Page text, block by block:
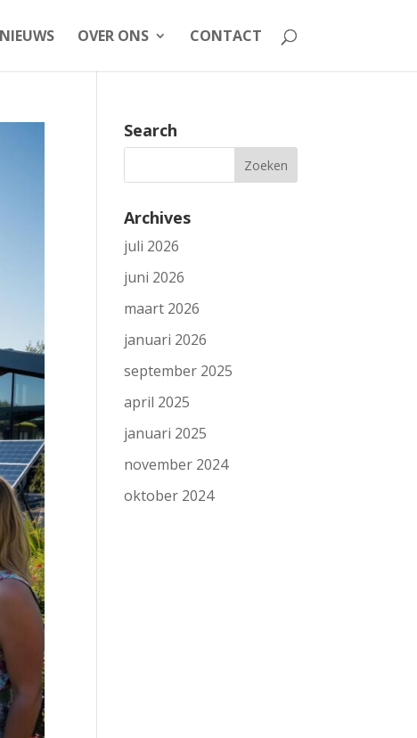
NIEUWS OVER ONS CONTACT
Search
Archives
juli 2026
juni 2026
maart 2026
januari 2026
september 2025
april 2025
januari 2025
november 2024
oktober 2024